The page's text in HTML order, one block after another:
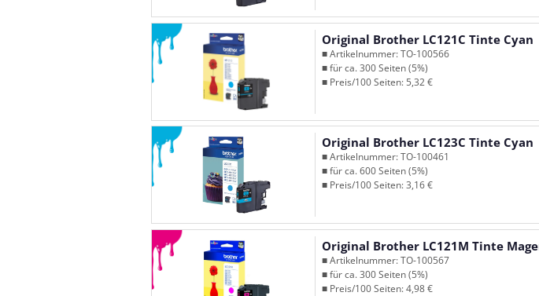
Original Brother LC121C Tinte Cyan
■ Artikelnummer: TO-100566
■ für ca. 300 Seiten (5%)
■ Preis/100 Seiten: 5,32 €
Original Brother LC123C Tinte Cyan
■ Artikelnummer: TO-100461
■ für ca. 600 Seiten (5%)
■ Preis/100 Seiten: 3,16 €
Original Brother LC121M Tinte
■ Artikelnummer: TO-100567
■ für ca. 300 Seiten (5%)
■ Preis/100 Seiten: 4,98 €